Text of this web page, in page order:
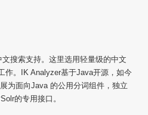
搜索支持。这里选用轻量级的中文
作。IK Analyzer基于Java开源，如今
为面向Java 的公用分词组件，独立
的专用接口。